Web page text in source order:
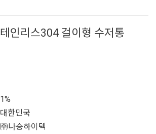
인리스304 걸이형 수저통
1%
대한민국
㈜나승하이텍